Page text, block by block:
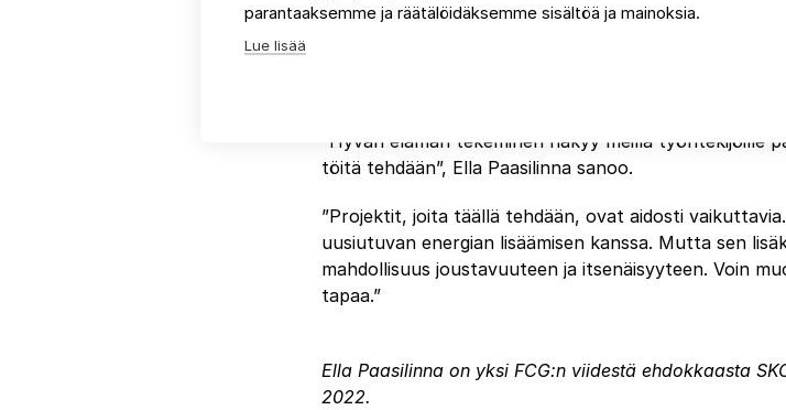
FCG:n missio ”Hyvän
”Hyvän elämän tekeminen näkyy meillä työntekijöille
töitä tehdään”, Ella Paasilinna sanoo.
”Projektit, joita täällä tehdään, ovat aidosti
uusiutuvan energian lisäämisen kanssa. Mutta sen
mahdollisuus joustavuuteen ja itsenäisyyteen. Voin
tapaa.”
Ella Paasilinna on yksi FCG:n viidestä ehdokkaasta
2022.
parantaaksemme ja räätälöidäksemme sisältöä ja mainoksia.
Lue lisää